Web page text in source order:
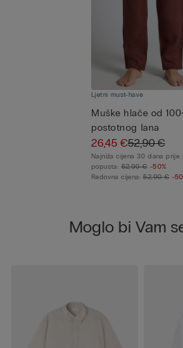
Ljetni must-have
Muške hlače od
postotnog lana
26,45 €52,90 €
Najniža cijena 30 dana prije
popusta:52,90 € -50%
Redovna cijena:52,90 € -
Moglo bi Vam